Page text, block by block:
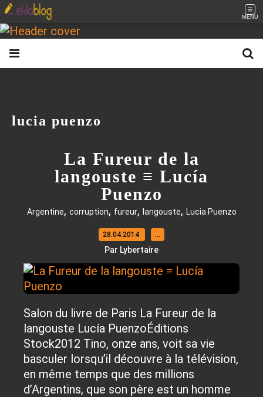
MENU
lucia puenzo
La Fureur de la
langouste ≡ Lucía
Puenzo
Argentine, corruption, fureur, langouste, Lucia Puenzo
28.04.2014 …
Par Lybertaire
Salon du livre de Paris La Fureur de la
langouste Lucía PuenzoÉditions
Stock2012 Tino, onze ans, voit sa vie
basculer lorsqu’il découvre à la télévision,
en même temps que des millions
d’Argentins, que son père est un homme